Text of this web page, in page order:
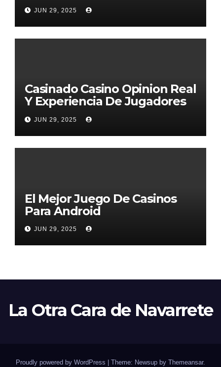
JUN 29, 2025
Casinado Casino Opinion Real
Y Experiencia De Jugadores
2026
JUN 29, 2025
El Mejor Juego De Casinos
Para Android
JUN 29, 2025
La Otra Cara de Navarrete
Proudly powered by WordPress | Theme: Newsup by Themeansar.